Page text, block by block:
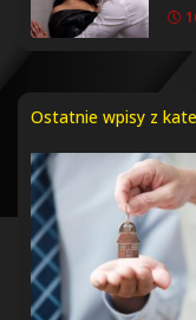
Ostatnie wpisy z